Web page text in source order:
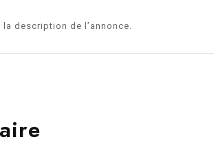
description de l’annonce.